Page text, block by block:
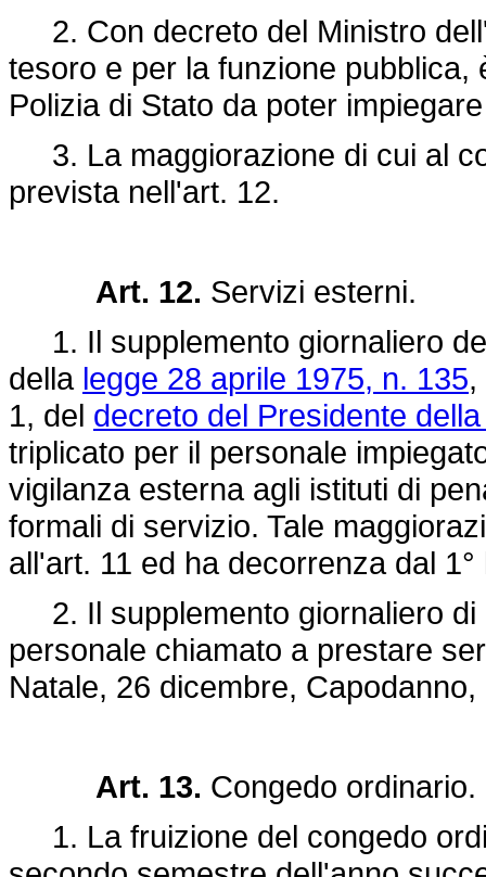
2. Con decreto del Ministro
tesoro e per la funzione
Polizia di Stato da poter
3. La maggiorazione di cui al
prevista nell'art. 12.
Art. 12. Servizi esterni.
1. Il supplemento giornaliero
della legge 28 aprile 1975, n. 135,
1, del decreto del Presidente
triplicato per il personale
vigilanza esterna agli istituti di
formali di servizio. Tale
all'art. 11 ed ha decorrenza dal 1°
2. Il supplemento giornaliero di
personale chiamato a prestare
Natale, 26 dicembre,
Art. 13. Congedo ordinario.
1. La fruizione del congedo